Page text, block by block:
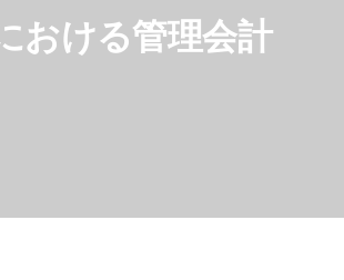
おける管理会計